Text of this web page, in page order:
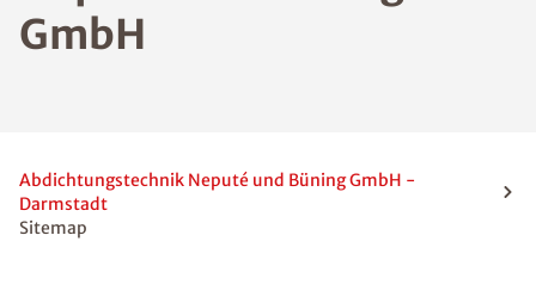
GmbH
Abdichtungstechnik Neputé und Büning GmbH -
Darmstadt
Sitemap